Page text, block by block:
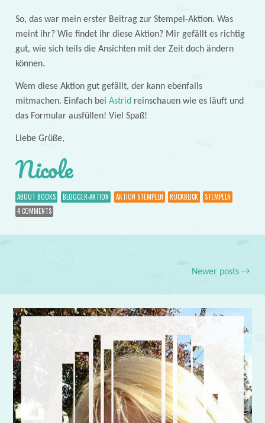
So, das war mein erster Beitrag zur Stempel-Aktion. Was
meint ihr? Wie findet ihr diese Aktion? Mir gefällt es richtig
gut, wie sich teils die Ansichten mit der Zeit doch ändern
können.
Wem diese Aktion gut gefällt, der kann ebenfalls
mitmachen. Einfach bei Astridreinschauen wie es läuft und
das Formular ausfüllen! Viel Spaß!
Liebe Grüße,
Nicole
ABOUT BOOKS BLOGGER-AKTION AKTION STEMPELN RÜCKBLICK
STEMPELN
4 COMMENTS
Post navigation Newer posts→